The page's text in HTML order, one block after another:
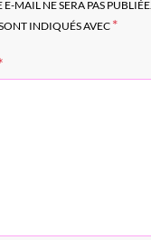
E-MAIL NE SERA PAS PUBLIÉE.
INDIQUÉS AVEC *